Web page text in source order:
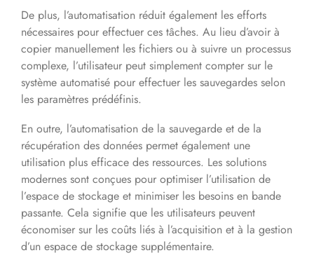
De plus, l’automatisation réduit également les efforts
nécessaires pour effectuer ces tâches. Au lieu d’avoir à
copier manuellement les fichiers ou à suivre un processus
complexe, l’utilisateur peut simplement compter sur le
système automatisé pour effectuer les sauvegardes selon
les paramètres prédéfinis.
En outre, l’automatisation de la sauvegarde et de la
récupération des données permet également une
utilisation plus efficace des ressources. Les solutions
modernes sont conçues pour optimiser l’utilisation de
l’espace de stockage et minimiser les besoins en bande
passante. Cela signifie que les utilisateurs peuvent
économiser sur les coûts liés à l’acquisition et à la gestion
d’un espace de stockage supplémentaire.